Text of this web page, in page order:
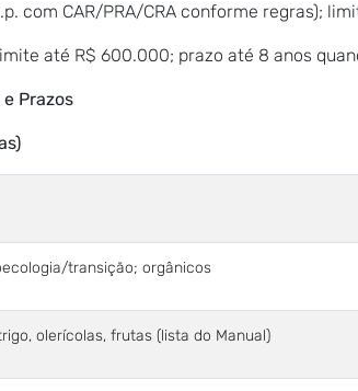
com CAR/PRA/CRA conforme regras);
até R$ 600.000; prazo até 8 anos
Prazos
transição; orgânicos
olerícolas, frutas (lista do Manual)